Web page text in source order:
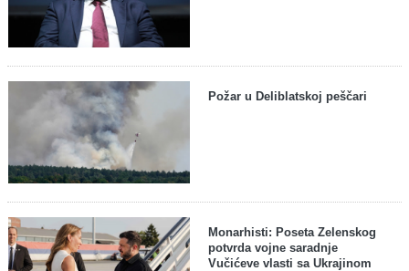
Požar u Deliblatskoj peščari
Monarhisti: Poseta Zelenskog
potvrda vojne saradnje
Vučićeve vlasti sa Ukrajinom